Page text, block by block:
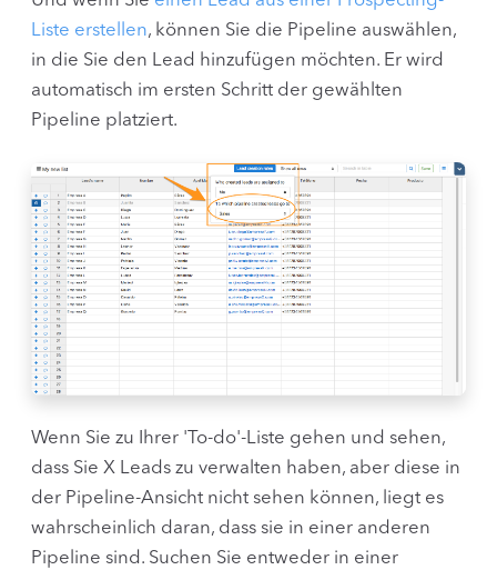
Liste erstellen, können Sie die Pipeline auswählen,
in die Sie den Lead hinzufügen möchten. Er wird
automatisch im ersten Schritt der gewählten
Pipeline platziert.
Wenn Sie zu Ihrer 'To-do'-Liste gehen und sehen,
dass Sie X Leads zu verwalten haben, aber diese in
der Pipeline-Ansicht nicht sehen können, liegt es
wahrscheinlich daran, dass sie in einer anderen
Pipeline sind. Suchen Sie entweder in einer